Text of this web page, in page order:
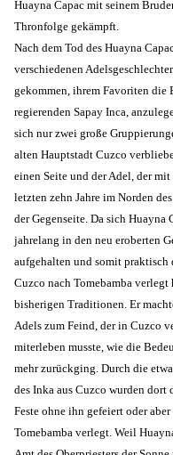
Huayna Capac mit seinem
Thronfolge gekämpft.
Nach dem Tod des Huayna
verschiedenen
gekommen, ihrem Favoriten die
regierenden Sapay Inca,
sich nur zwei große
alten Hauptstadt Cuzco
einen Seite und der Adel, der
letzten zehn Jahre im Norden
der Gegenseite. Da sich Huayna
jahrelang in den neu eroberten
aufgehalten und somit praktisch
Cuzco nach Tomebamba verlegt
bisherigen Traditionen. Er
Adels zum Feind, der in Cuzco
miterleben musste, wie die
mehr zurückging. Durch die
des Inka aus Cuzco wurden
Feste ohne ihn gefeiert oder
Tomebamba verlegt. Weil